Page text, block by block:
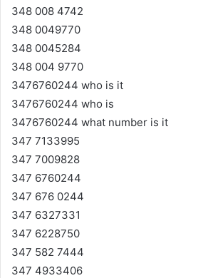
348 008 4742
348 0049770
348 0045284
348 004 9770
3476760244 who is it
3476760244 who is
3476760244 what number is it
347 7133995
347 7009828
347 6760244
347 676 0244
347 6327331
347 6228750
347 582 7444
347 4933406